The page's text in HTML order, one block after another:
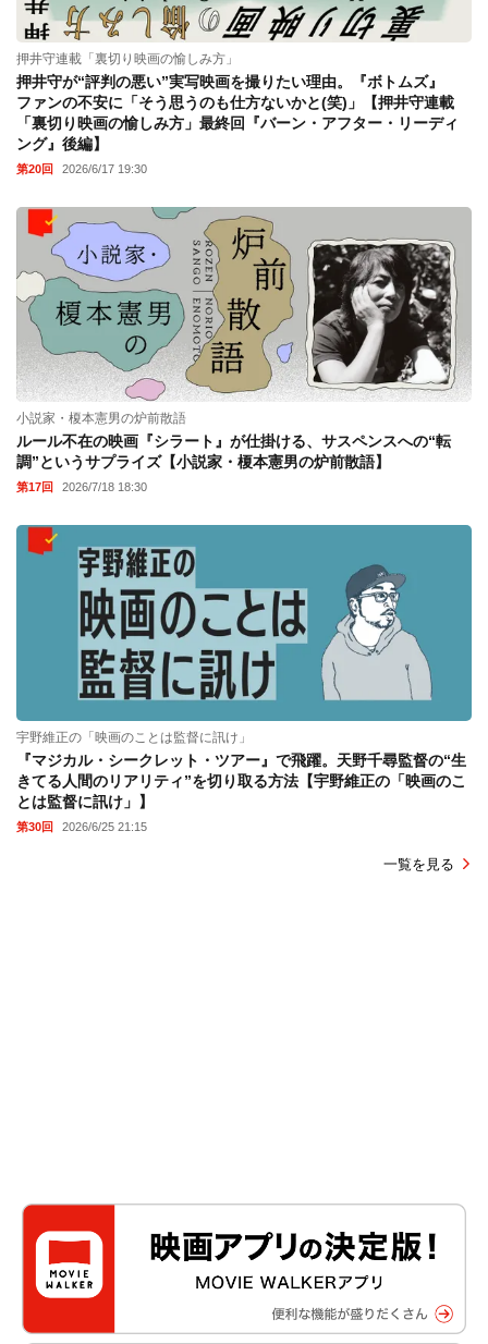
押井守連載「裏切り映画の愉しみ方」
押井守が“評判の悪い”実写映画を撮りたい理由。『ボトムズ』
ファンの不安に「そう思うのも仕方ないかと(笑)」【押井守連載
「裏切り映画の愉しみ方」最終回『バーン・アフター・リーディ
ング』後編】
第20回 2026/6/17 19:30
小説家・榎本憲男の炉前散語
ルール不在の映画『シラート』が仕掛ける、サスペンスへの“転
調”というサプライズ【小説家・榎本憲男の炉前散語】
第17回 2026/7/18 18:30
宇野維正の「映画のことは監督に訊け」
『マジカル・シークレット・ツアー』で飛躍。天野千尋監督の“生
きてる人間のリアリティ”を切り取る方法【宇野維正の「映画のこ
とは監督に訊け」】
第30回 2026/6/25 21:15
一覧を見る